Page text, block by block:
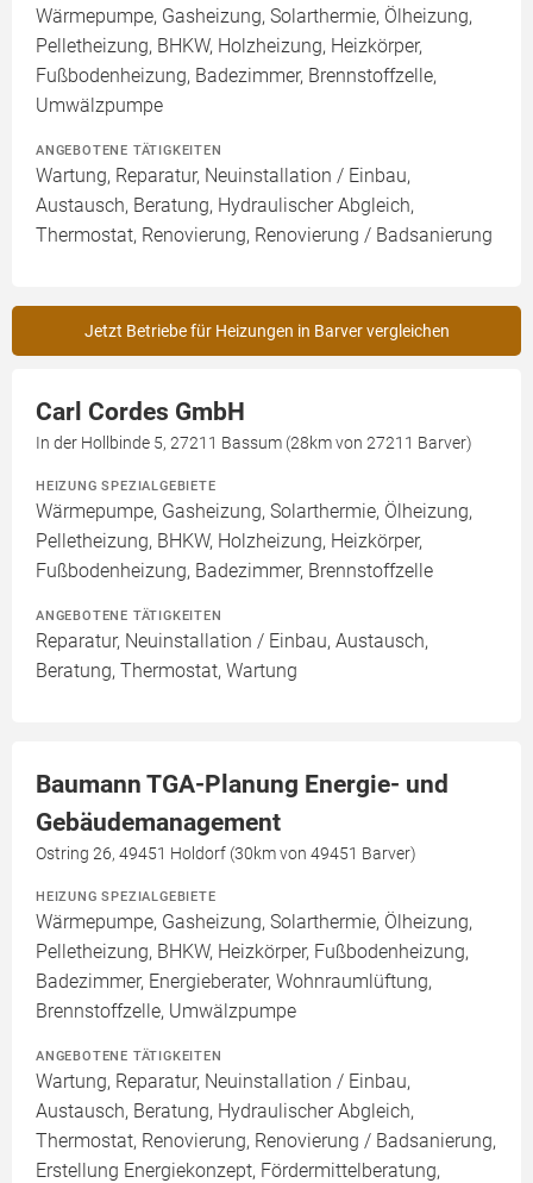
Wärmepumpe, Gasheizung, Solarthermie, Ölheizung,
Pelletheizung, BHKW, Holzheizung, Heizkörper,
Fußbodenheizung, Badezimmer, Brennstoffzelle,
Umwälzpumpe
ANGEBOTENE TÄTIGKEITEN
Wartung, Reparatur, Neuinstallation / Einbau,
Austausch, Beratung, Hydraulischer Abgleich,
Thermostat, Renovierung, Renovierung / Badsanierung
Jetzt Betriebe für Heizungen in Barver vergleichen
Carl Cordes GmbH
In der Hollbinde 5, 27211 Bassum (28km von 27211 Barver)
HEIZUNG SPEZIALGEBIETE
Wärmepumpe, Gasheizung, Solarthermie, Ölheizung,
Pelletheizung, BHKW, Holzheizung, Heizkörper,
Fußbodenheizung, Badezimmer, Brennstoffzelle
ANGEBOTENE TÄTIGKEITEN
Reparatur, Neuinstallation / Einbau, Austausch,
Beratung, Thermostat, Wartung
Baumann TGA-Planung Energie- und
Gebäudemanagement
Ostring 26, 49451 Holdorf (30km von 49451 Barver)
HEIZUNG SPEZIALGEBIETE
Wärmepumpe, Gasheizung, Solarthermie, Ölheizung,
Pelletheizung, BHKW, Heizkörper, Fußbodenheizung,
Badezimmer, Energieberater, Wohnraumlüftung,
Brennstoffzelle, Umwälzpumpe
ANGEBOTENE TÄTIGKEITEN
Wartung, Reparatur, Neuinstallation / Einbau,
Austausch, Beratung, Hydraulischer Abgleich,
Thermostat, Renovierung, Renovierung / Badsanierung,
Erstellung Energiekonzept, Fördermittelberatung,